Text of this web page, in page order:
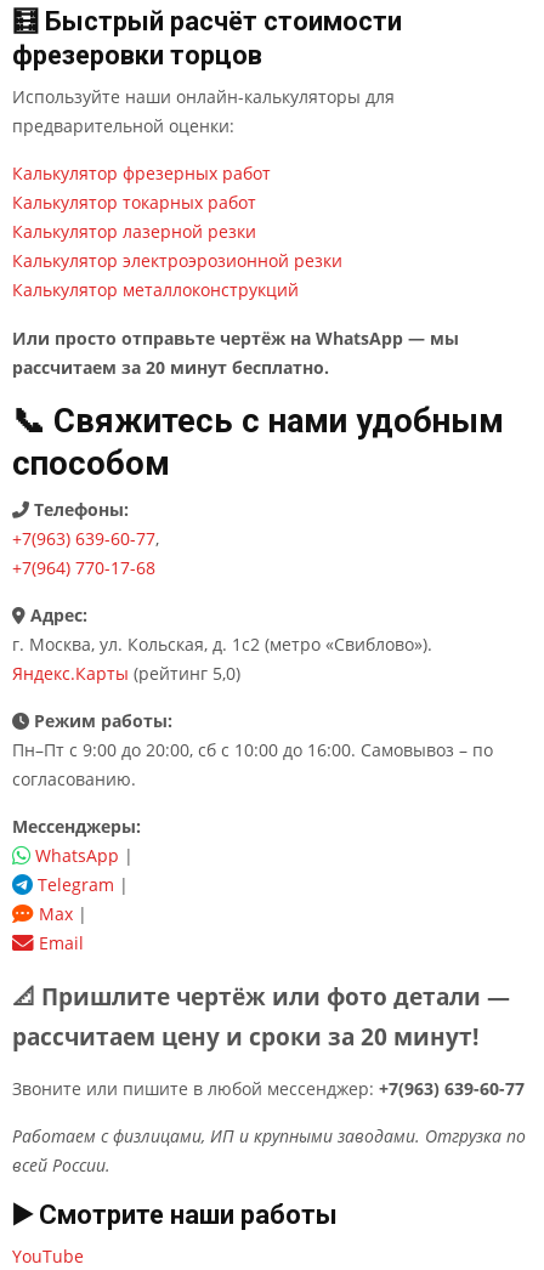
🧮 Быстрый расчёт стоимости
фрезеровки торцов
Используйте наши онлайн-калькуляторы для
предварительной оценки:
Калькулятор фрезерных работ
Калькулятор токарных работ
Калькулятор лазерной резки
Калькулятор электроэрозионной резки
Калькулятор металлоконструкций
Или просто отправьте чертёж на WhatsApp — мы
рассчитаем за 20 минут бесплатно.
📞 Свяжитесь с нами удобным
способом
Телефоны:
+7(963) 639-60-77,
+7(964) 770-17-68
Адрес:
г. Москва, ул. Кольская, д. 1с2 (метро «Свиблово»).
Яндекс.Карты (рейтинг 5,0)
Режим работы:
Пн–Пт с 9:00 до 20:00, сб с 10:00 до 16:00. Самовывоз – по
согласованию.
Мессенджеры:
WhatsApp |
Telegram |
Max |
Email
📐 Пришлите чертёж или фото детали —
рассчитаем цену и сроки за 20 минут!
Звоните или пишите в любой мессенджер: +7(963) 639-60-77
Работаем с физлицами, ИП и крупными заводами. Отгрузка по
всей России.
▶️ Смотрите наши работы
YouTube